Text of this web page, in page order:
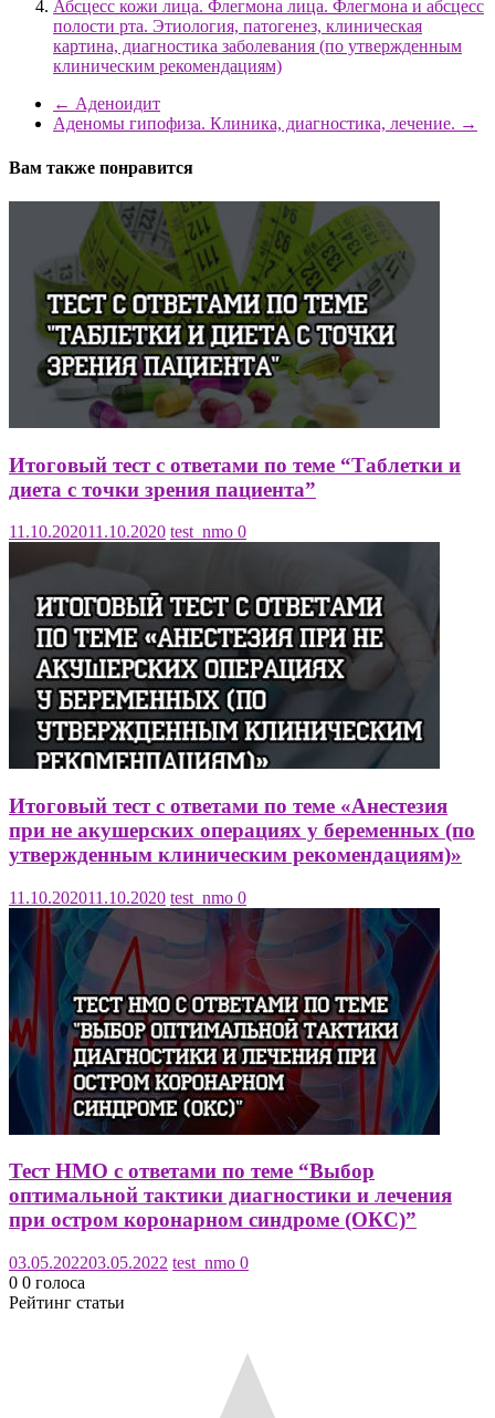
Абсцесс кожи лица. Флегмона лица. Флегмона и абсцесс
полости рта. Этиология, патогенез, клиническая
картина, диагностика заболевания (по утвержденным
клиническим рекомендациям)
← Аденоидит
Аденомы гипофиза. Клиника, диагностика, лечение. →
Вам также понравится
Итоговый тест с ответами по теме “Таблетки и
диета с точки зрения пациента”
11.10.202011.10.2020 test_nmo 0
Итоговый тест с ответами по теме «Анестезия
при не акушерских операциях у беременных (по
утвержденным клиническим рекомендациям)»
11.10.202011.10.2020 test_nmo 0
Тест НМО с ответами по теме “Выбор
оптимальной тактики диагностики и лечения
при остром коронарном синдроме (ОКС)”
03.05.202203.05.2022 test_nmo 0
0 0 голоса
Рейтинг статьи